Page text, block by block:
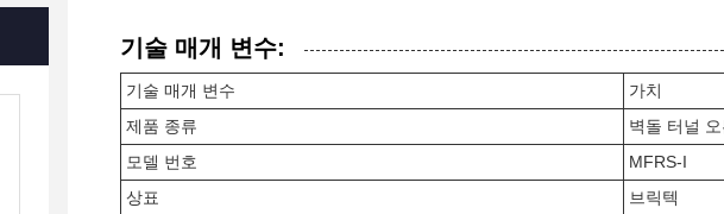
기술 매개 변수:
기술 매개 변수
가치
제품 종류
벽돌 터널 오
모델 번호
MFRS-I
상표
브릭텍